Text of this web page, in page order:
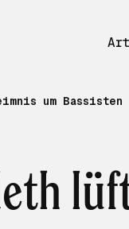
um Bassisten